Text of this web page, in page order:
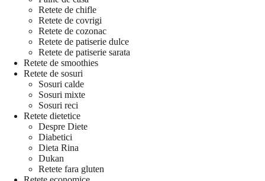
Retete de chifle
Retete de covrigi
Retete de cozonac
Retete de patiserie dulce
Retete de patiserie sarata
Retete de smoothies
Retete de sosuri
Sosuri calde
Sosuri mixte
Sosuri reci
Retete dietetice
Despre Diete
Diabetici
Dieta Rina
Dukan
Retete fara gluten